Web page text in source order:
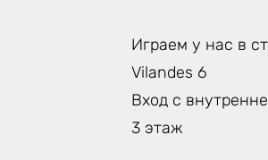
Играем у нас в
Vilandes 6
Вход с
3 этаж